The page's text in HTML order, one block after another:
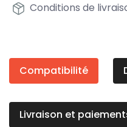
Conditions de
Compatibilité
Livraison et